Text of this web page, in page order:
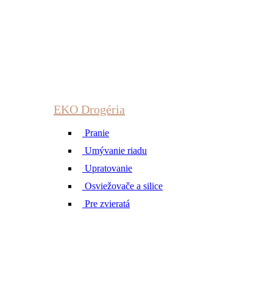
EKO Drogéria
Pranie
Umývanie riadu
Upratovanie
Osviežovače a silice
Pre zvieratá